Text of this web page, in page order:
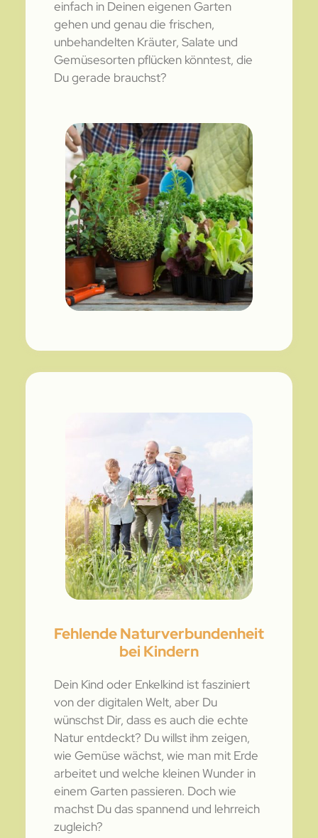
einfach in Deinen eigenen Garten
gehen und genau die frischen,
unbehandelten Kräuter, Salate und
Gemüsesorten pflücken könntest, die
Du gerade brauchst?
Fehlende Naturverbundenheit
bei Kindern
Dein Kind oder Enkelkind ist fasziniert
von der digitalen Welt, aber Du
wünschst Dir, dass es auch die echte
Natur entdeckt? Du willst ihm zeigen,
wie Gemüse wächst, wie man mit Erde
arbeitet und welche kleinen Wunder in
einem Garten passieren. Doch wie
machst Du das spannend und lehrreich
zugleich?